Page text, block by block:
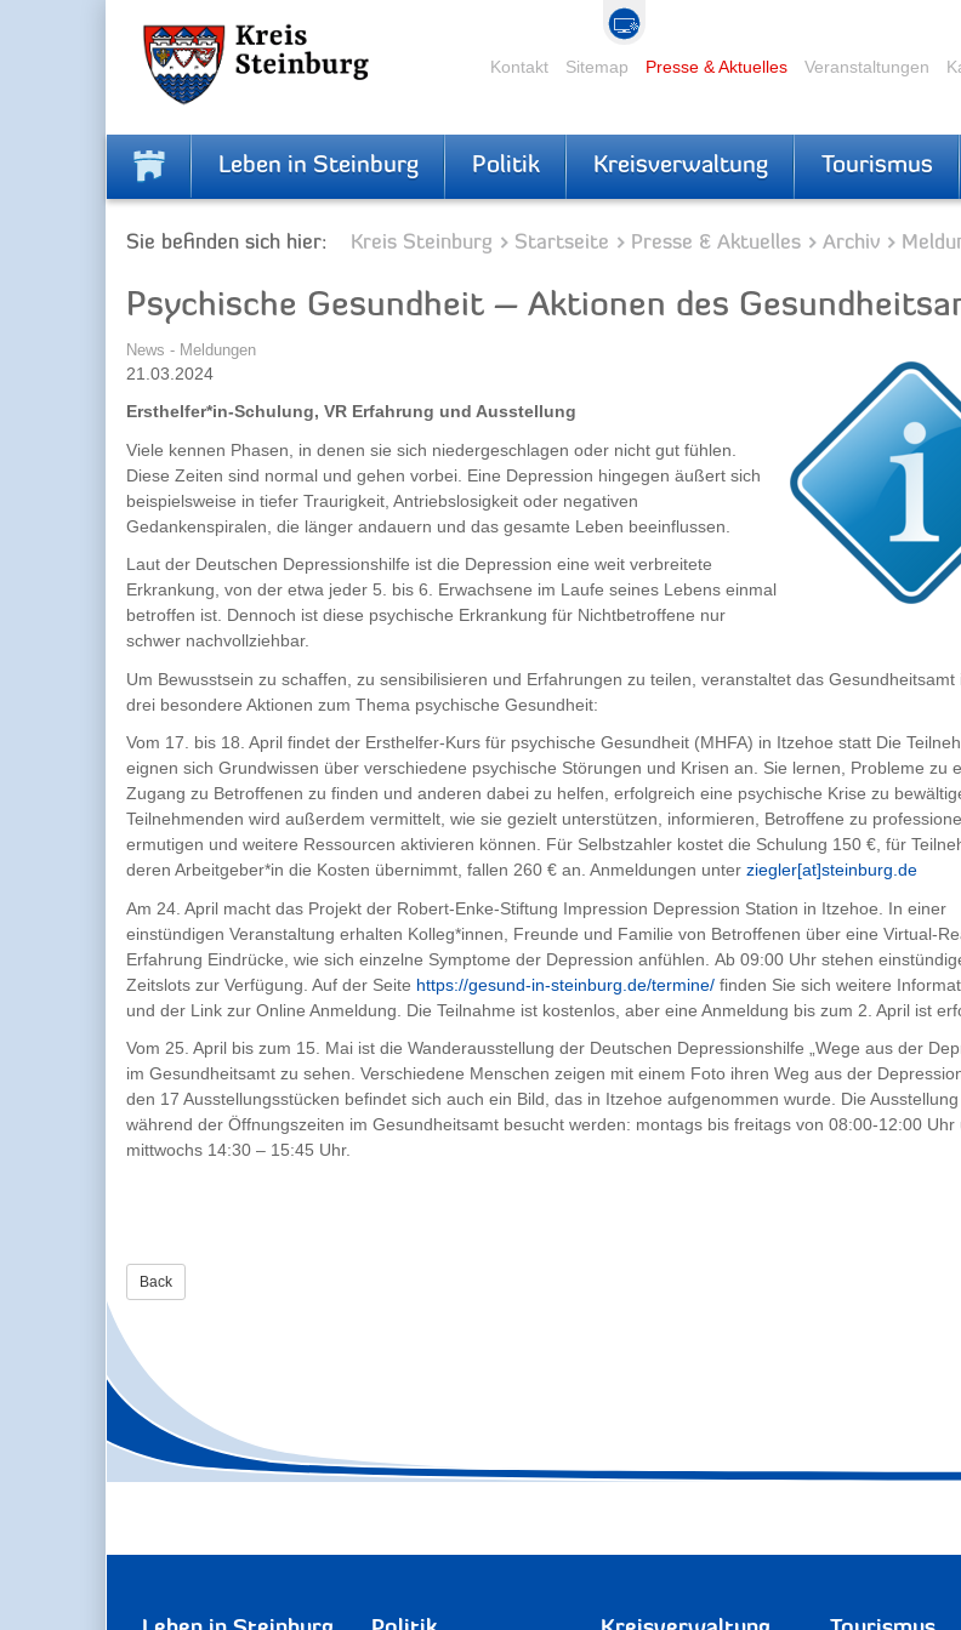
Kontakt Sitemap Presse & Aktuelles Veranstaltungen
Leben in Steinburg Politik Kreisverwaltung Tourismus
Sie befinden sich hier: Kreis Steinburg Startseite Presse & Aktuelles Archiv
Psychische Gesundheit – Aktionen des
News - Meldungen
21.03.2024
Ersthelfer*in-Schulung, VR Erfahrung und Ausstellung
Viele kennen Phasen, in denen sie sich niedergeschlagen oder nicht gut fühlen.
Diese Zeiten sind normal und gehen vorbei. Eine Depression hingegen äußert sich
beispielsweise in tiefer Traurigkeit, Antriebslosigkeit oder negativen
Gedankenspiralen, die länger andauern und das gesamte Leben beeinflussen.
Laut der Deutschen Depressionshilfe ist die Depression eine weit verbreitete
Erkrankung, von der etwa jeder 5. bis 6. Erwachsene im Laufe seines Lebens einmal
betroffen ist. Dennoch ist diese psychische Erkrankung für Nichtbetroffene nur
schwer nachvollziehbar.
Um Bewusstsein zu schaffen, zu sensibilisieren und Erfahrungen zu teilen, veranstaltet das Gesundheitsamt
drei besondere Aktionen zum Thema psychische Gesundheit:
Vom 17. bis 18. April findet der Ersthelfer-Kurs für psychische Gesundheit (MHFA) in Itzehoe statt Die
eignen sich Grundwissen über verschiedene psychische Störungen und Krisen an. Sie lernen, Probleme zu
Zugang zu Betroffenen zu finden und anderen dabei zu helfen, erfolgreich eine psychische Krise zu
Teilnehmenden wird außerdem vermittelt, wie sie gezielt unterstützen, informieren, Betroffene zu
ermutigen und weitere Ressourcen aktivieren können. Für Selbstzahler kostet die Schulung 150 €, für
deren Arbeitgeber*in die Kosten übernimmt, fallen 260 € an. Anmeldungen unter ziegler[at]steinburg.de
Am 24. April macht das Projekt der Robert-Enke-Stiftung Impression Depression Station in Itzehoe. In einer
einstündigen Veranstaltung erhalten Kolleg*innen, Freunde und Familie von Betroffenen über eine Virtual-
Erfahrung Eindrücke, wie sich einzelne Symptome der Depression anfühlen. Ab 09:00 Uhr stehen
Zeitslots zur Verfügung. Auf der Seite https://gesund-in-steinburg.de/termine/ finden Sie sich weitere
und der Link zur Online Anmeldung. Die Teilnahme ist kostenlos, aber eine Anmeldung bis zum 2. April ist
Vom 25. April bis zum 15. Mai ist die Wanderausstellung der Deutschen Depressionshilfe „Wege aus der
im Gesundheitsamt zu sehen. Verschiedene Menschen zeigen mit einem Foto ihren Weg aus der
den 17 Ausstellungsstücken befindet sich auch ein Bild, das in Itzehoe aufgenommen wurde. Die
während der Öffnungszeiten im Gesundheitsamt besucht werden: montags bis freitags von 08:00-12:00 Uhr
mittwochs 14:30 – 15:45 Uhr.
Back